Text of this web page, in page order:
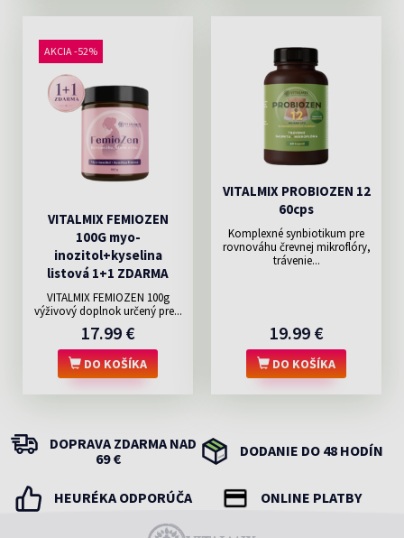
AKCIA -52%
VITALMIX FEMIOZEN
100G myo-
inozitol+kyselina
listová 1+1 ZDARMA
VITALMIX FEMIOZEN 100g
výživový doplnok určený pre...
17.99 €
DO KOŠÍKA
VITALMIX PROBIOZEN 12
60cps
Komplexné synbiotikum pre
rovnováhu črevnej mikroflóry,
trávenie...
19.99 €
DO KOŠÍKA
DOPRAVA ZDARMA NAD
69 €
DODANIE DO 48 HODÍN
HEURÉKA ODPORÚČA ONLINE PLATBY